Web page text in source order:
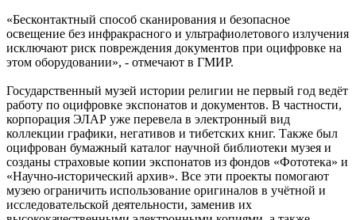
«Бесконтактный способ сканирования и безопасное
освещение без инфракрасного и ультрафиолетового излучения
исключают риск повреждения документов при оцифровке на
этом оборудовании», - отмечают в ГМИР.
Государственный музей истории религии не первый год ведёт
работу по оцифровке экспонатов и документов. В частности,
корпорация ЭЛАР уже перевела в электронный вид
коллекции графики, негативов и тибетских книг. Также был
оцифрован бумажный каталог научной библиотеки музея и
созданы страховые копии экспонатов из фондов «Фототека» и
«Научно-исторический архив». Все эти проекты помогают
музею ограничить использование оригиналов в учётной и
исследовательской деятельности, заменив их